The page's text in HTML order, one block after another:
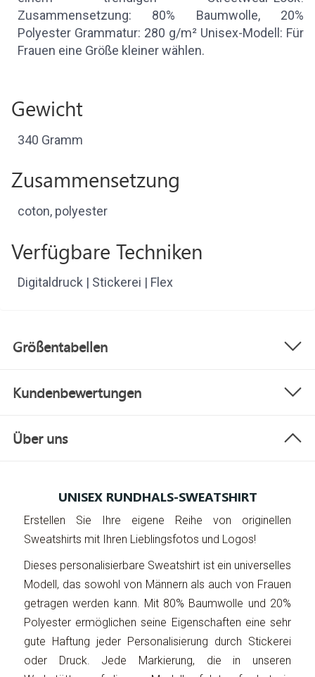
Zusammensetzung: 80% Baumwolle, 20%
Polyester Grammatur: 280 g/m² Unisex-Modell: Für
Frauen eine Größe kleiner wählen.
Gewicht
340 Gramm
Zusammensetzung
coton, polyester
Verfügbare Techniken
Digitaldruck | Stickerei | Flex
Größentabellen
Kundenbewertungen
Über uns
UNISEX RUNDHALS-SWEATSHIRT
Erstellen Sie Ihre eigene Reihe von originellen
Sweatshirts mit Ihren Lieblingsfotos und Logos!
Dieses personalisierbare Sweatshirt ist ein universelles
Modell, das sowohl von Männern als auch von Frauen
getragen werden kann. Mit 80% Baumwolle und 20%
Polyester ermöglichen seine Eigenschaften eine sehr
gute Haftung jeder Personalisierung durch Stickerei
oder Druck. Jede Markierung, die in unseren